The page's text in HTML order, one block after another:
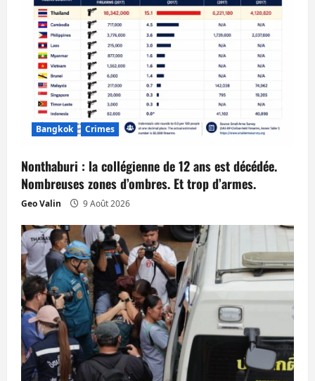
Bangkok Crimes
Nonthaburi : la collégienne de 12 ans est décédée.
Nombreuses zones d’ombres. Et trop d’armes.
Geo Valin 9 Août 2026